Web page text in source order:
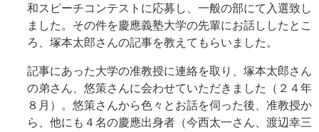
和スピーチコンテストに応募し、一般の部にて入選致し
ました。その件を慶應義塾大学の先輩にお話ししたとこ
ろ、塚本太郎さんの記事を教えてもらいました。
記事にあった大学の准教授に連絡を取り、塚本太郎さん
の弟さん、悠策さんに会わせていただきました（２４年
８月）。悠策さんから色々とお話を伺った後、准教授か
ら、他にも４名の慶應出身者（今西太一さん、渡辺幸三